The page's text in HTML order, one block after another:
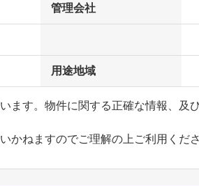
管理会社
用途地域
ます。物件に関する正確な情報、及
かねますのでご理解の上ご利用くだ